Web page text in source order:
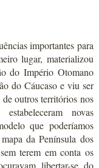
importantes para
lugar, materializou
do Império Otomano
do Cáucaso e viu ser
outros territórios nos
novas
que poderíamos
da Península dos
terem em conta os
libertar-se do